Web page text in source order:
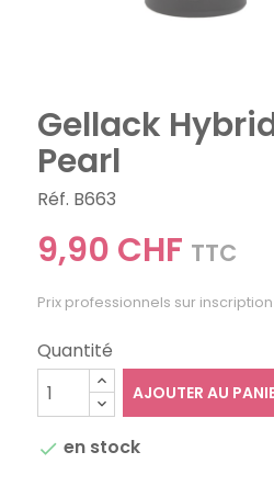
Gellack
Pearl
Réf. B663
9,90 CHF TTC
Prix professionnels sur inscription
Quantité
AJOUTER AU
 en stock